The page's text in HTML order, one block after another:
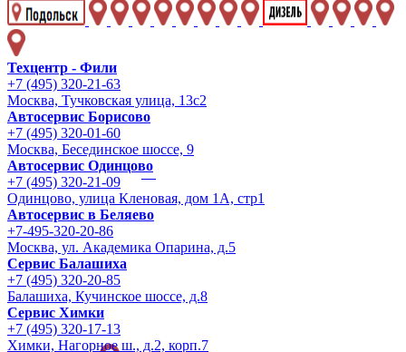
Техцентр - Фили
+7 (495) 320-21-63
Москва, Тучковская улица, 13с2
Автосервис Борисово
+7 (495) 320-01-60
Москва, Бесединское шоссе, 9
Автосервис Одинцово
+7 (495) 320-21-09
Одинцово, улица Кленовая, дом 1А, стр1
Автосервис в Беляево
+7-495-320-20-86
Москва, ул. Академика Опарина, д.5
Сервис Балашиха
+7 (495) 320-20-85
Балашиха, Кучинское шоссе, д.8
Сервис Химки
+7 (495) 320-17-13
Химки, Нагорное ш., д.2, корп.7